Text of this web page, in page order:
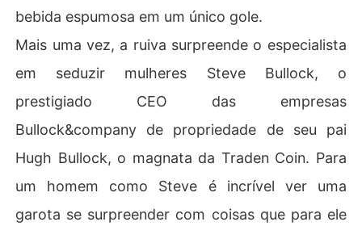
bebida espumosa em um único gole.
Mais uma vez, a ruiva surpreende o especialista
em seduzir mulheres Steve Bullock, o
prestigiado CEO das empresas
Bullock&company de propriedade de seu pai
Hugh Bullock, o magnata da Traden Coin. Para
um homem como Steve é incrível ver uma
garota se surpreender com coisas que para ele